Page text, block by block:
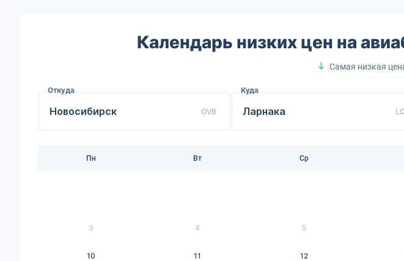
Календарь низких цен на
Самая низкая
Откуда
OVB
Куда
Пн Вт Ср
3 4 5
10 11 12